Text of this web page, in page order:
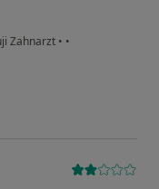
Zahnarzt • •